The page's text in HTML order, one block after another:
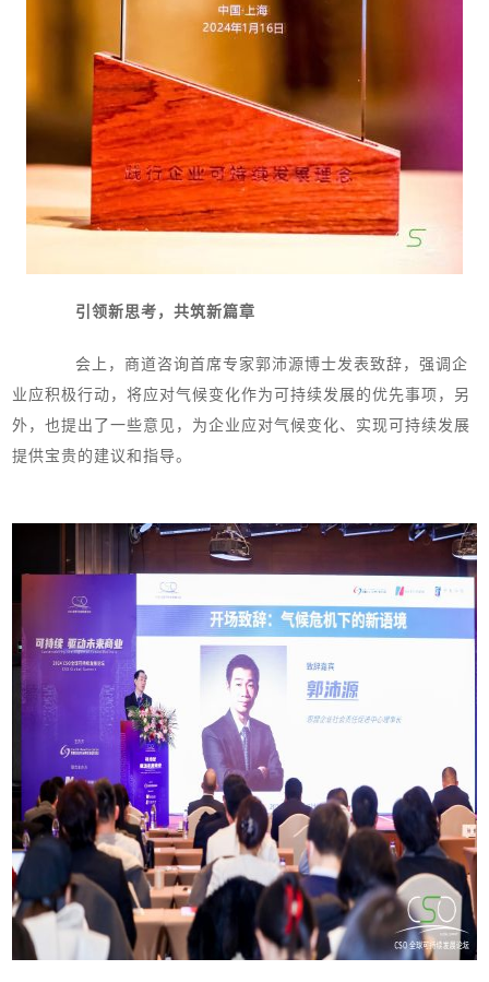
引领新思考，共筑新篇章
会上，商道咨询首席专家郭沛源博士发表致辞，强调企
业应积极行动，将应对气候变化作为可持续发展的优先事项，另
外，也提出了一些意见，为企业应对气候变化、实现可持续发展
提供宝贵的建议和指导。